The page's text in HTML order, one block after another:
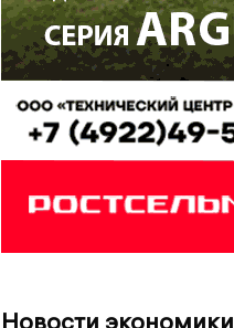
Новости экономики